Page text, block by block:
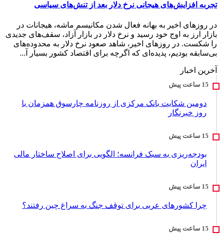
تجربه افزایش‌های هیجانی نرخ دلار بعد از تنش‌های سیاسی
در روزهای اخیر به بهانه فعال شدن مکانیسم ماشه، هیجانات در
بازار ارز به اوج خود رسید و نرخ دلار در بازار آزاد، سقف‌های جدیدی
را شکست. در روزهای اخیر، شاهد صعود نرخ دلار به محدوده‌های
بی‌سابقه بودیم، پدیده‌ای که اگرچه برای اقتصاد کشور بسیار آ...
آخرین اخبار
دومین شکایت بانک مرکزی از روزنامه چارسوق همزمان با
روز خبرنگار
بودجه‌ریزی به سبک فرانسه؛ الگویی برای اصلاح ساختار مالی
ایران
چرا کشورهای عربی برای توقف جنگ به سراغ چین رفتند؟